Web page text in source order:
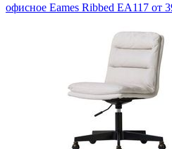
офисное Eames Ribbed EA117 от